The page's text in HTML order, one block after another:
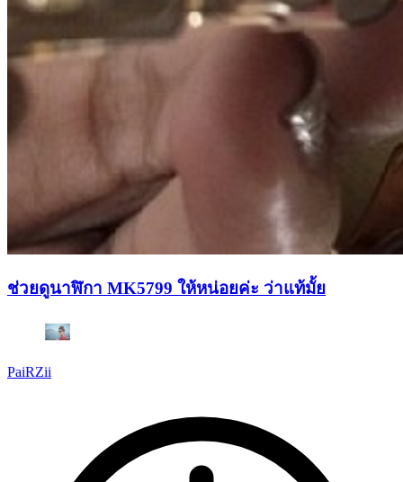
ช่วยดูนาฬิกา MK5799 ให้หน่อยค่ะ ว่าแท้มั้ย
PaiRZii